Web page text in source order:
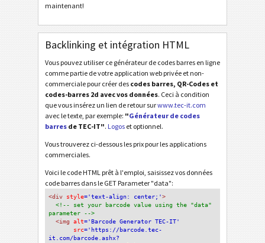
maintenant!
Backlinking et intégration HTML
Vous pouvez utiliser ce générateur de codes barres en ligne
comme partie de votre application web privée et non-
commerciale pour créer des codes barres, QR-Codes et
codes-barres 2d avec vos données. Ceci à condition
que vous insérez un lien de retour surwww.tec-it.com
avec le texte, par exemple: "Générateur de codes
barres de TEC-IT". Logos et optionnel.
Vous trouverez ci-dessous les prix pour les applications
commerciales.
Voici le code HTML prêt à l'emploi, saisissez vos données
code barres dans le GET Parameter "data":
<div style='text-align: center;'>
<!-- set your barcode value using the "data"
parameter -->
<img alt='Barcode Generator TEC-IT'
src='https://barcode.tec-
it.com/barcode.ashx?